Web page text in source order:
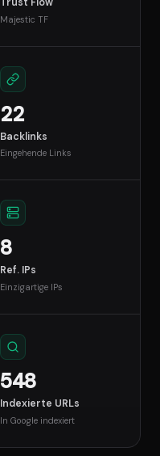
Trust Flow
Majestic TF
22
Backlinks
Eingehende Links
8
Ref. IPs
Einzigartige IPs
548
Indexierte URLs
In Google indexiert